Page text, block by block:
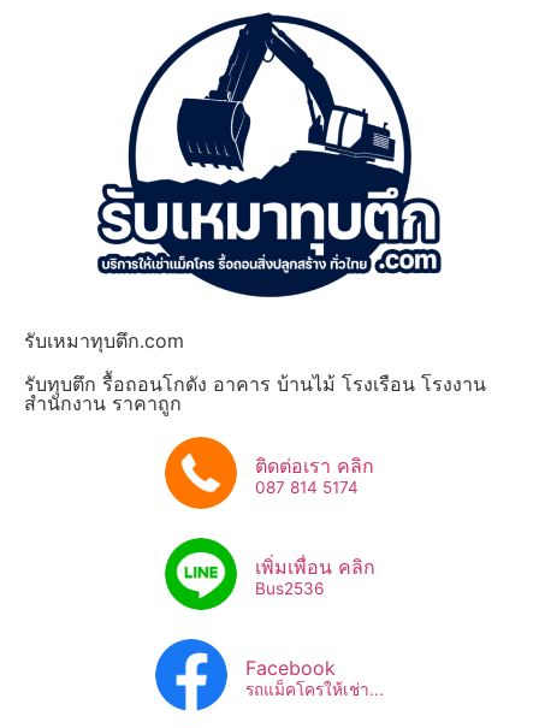
รับเหมาทุบตึก.com
รับทุบตึก รื้อถอนโกดัง อาคาร บ้านไม้ โรงเรือน โรงงาน
สำนักงาน ราคาถูก
ติดต่อเรา คลิก
087 814 5174
เพิ่มเพื่อน คลิก
Bus2536​
Facebook
รถแม็คโครให้เช่า...